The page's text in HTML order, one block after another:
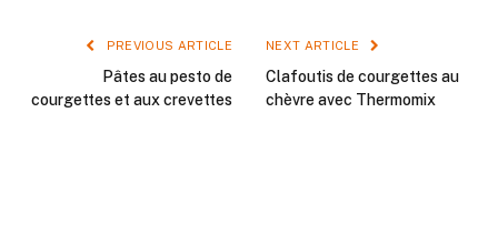
PREVIOUS ARTICLE
Pâtes au pesto de
courgettes et aux crevettes
NEXT ARTICLE
Clafoutis de courgettes au
chèvre avec Thermomix